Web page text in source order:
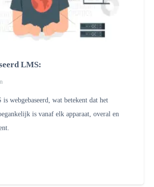
LMS:
is webgebaseerd, wat betekent dat het
is vanaf elk apparaat, overal en